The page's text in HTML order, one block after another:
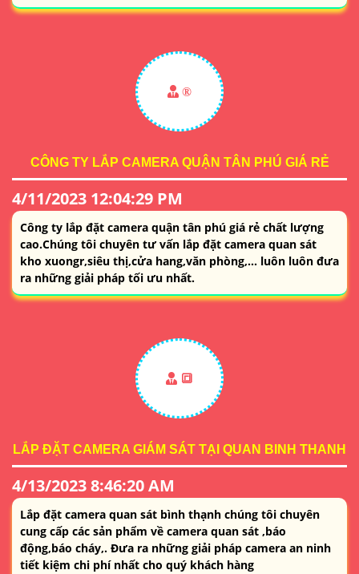
®️
CÔNG TY LẮP CAMERA QUẬN TÂN PHÚ GIÁ RẺ
4/11/2023 12:04:29 PM
Công ty lắp đặt camera quận tân phú giá rẻ chất lượng
cao.Chúng tôi chuyên tư vấn lắp đặt camera quan sát
kho xuongr,siêu thị,cửa hang,văn phòng,... luôn luôn đưa
ra những giải pháp tối ưu nhất.
🔳
LẮP ĐẶT CAMERA GIÁM SÁT TẠI QUAN BINH THANH
4/13/2023 8:46:20 AM
Lắp đặt camera quan sát bình thạnh chúng tôi chuyên
cung cấp các sản phẩm về camera quan sát ,báo
động,báo cháy,. Đưa ra những giải pháp camera an ninh
tiết kiệm chi phí nhất cho quý khách hàng